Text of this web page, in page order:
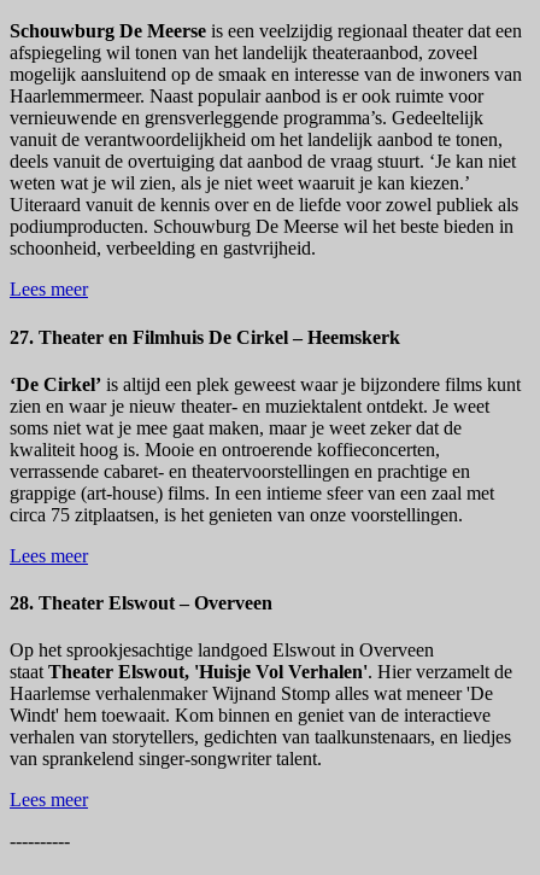
Schouwburg De Meerse is een veelzijdig regionaal theater dat een
afspiegeling wil tonen van het landelijk theateraanbod, zoveel
mogelijk aansluitend op de smaak en interesse van de inwoners van
Haarlemmermeer. Naast populair aanbod is er ook ruimte voor
vernieuwende en grensverleggende programma’s. Gedeeltelijk
vanuit de verantwoordelijkheid om het landelijk aanbod te tonen,
deels vanuit de overtuiging dat aanbod de vraag stuurt. ‘Je kan niet
weten wat je wil zien, als je niet weet waaruit je kan kiezen.’
Uiteraard vanuit de kennis over en de liefde voor zowel publiek als
podiumproducten. Schouwburg De Meerse wil het beste bieden in
schoonheid, verbeelding en gastvrijheid.
Lees meer
27. Theater en Filmhuis De Cirkel – Heemskerk
‘De Cirkel’ is altijd een plek geweest waar je bijzondere films kunt
zien en waar je nieuw theater- en muziektalent ontdekt. Je weet
soms niet wat je mee gaat maken, maar je weet zeker dat de
kwaliteit hoog is. Mooie en ontroerende koffieconcerten,
verrassende cabaret- en theatervoorstellingen en prachtige en
grappige (art-house) films. In een intieme sfeer van een zaal met
circa 75 zitplaatsen, is het genieten van onze voorstellingen.
Lees meer
28. Theater Elswout – Overveen
Op het sprookjesachtige landgoed Elswout in Overveen
staatTheater Elswout, 'Huisje Vol Verhalen'. Hier verzamelt de
Haarlemse verhalenmaker Wijnand Stomp alles wat meneer 'De
Windt' hem toewaait. Kom binnen en geniet van de interactieve
verhalen van storytellers, gedichten van taalkunstenaars, en liedjes
van sprankelend singer-songwriter talent.
Lees meer
----------